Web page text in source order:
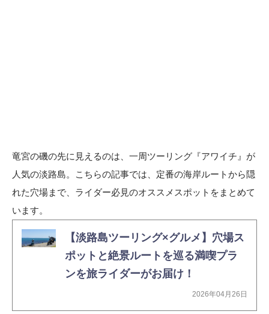
竜宮の磯の先に見えるのは、一周ツーリング『アワイチ』が
人気の淡路島。こちらの記事では、定番の海岸ルートから隠
れた穴場まで、ライダー必見のオススメスポットをまとめて
います。
【淡路島ツーリング×グルメ】穴場ス
ポットと絶景ルートを巡る満喫プラ
ンを旅ライダーがお届け！
2026年04月26日